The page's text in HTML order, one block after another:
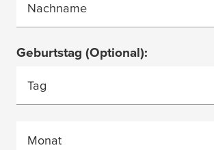
Nachname
Geburtstag (Optional):
Tag
Monat